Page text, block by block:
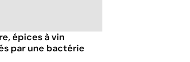
épices à vin
par une bactérie